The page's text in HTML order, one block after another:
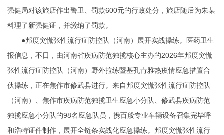
强健局对该旅店作出警卫、罚款600元的行政处分，旅店随后为朱某
料理了新强健证，并缴纳了罚款。
●邦度突慌张性流行症防控队（河南）展开实战操练。医药卫生
报信息，不日，由河南省疾病防范独揽核心主办的2026年邦度突慌
张性流行症防控队（河南）野外拉练暨基孔肯雅热疫情应急措置合
伙操练，正在焦作市修武县进行。来自邦度突慌张性流行症防控队
（河南）、焦作市疾病防范独揽卫生应急小分队、修武县疾病防范
独揽应急小分队的98名应急队员，携百般专业车辆设备召集完毕呼
和浩特证件制作 ，展开全链条实战化应急操练。邦度突慌张性流行